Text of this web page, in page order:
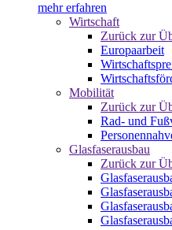
mehr erfahren
Wirtschaft
Zurück zur
Europaarbeit
Mobilität
Zurück zur
Rad- und
Glasfaserausbau
Zurück zur